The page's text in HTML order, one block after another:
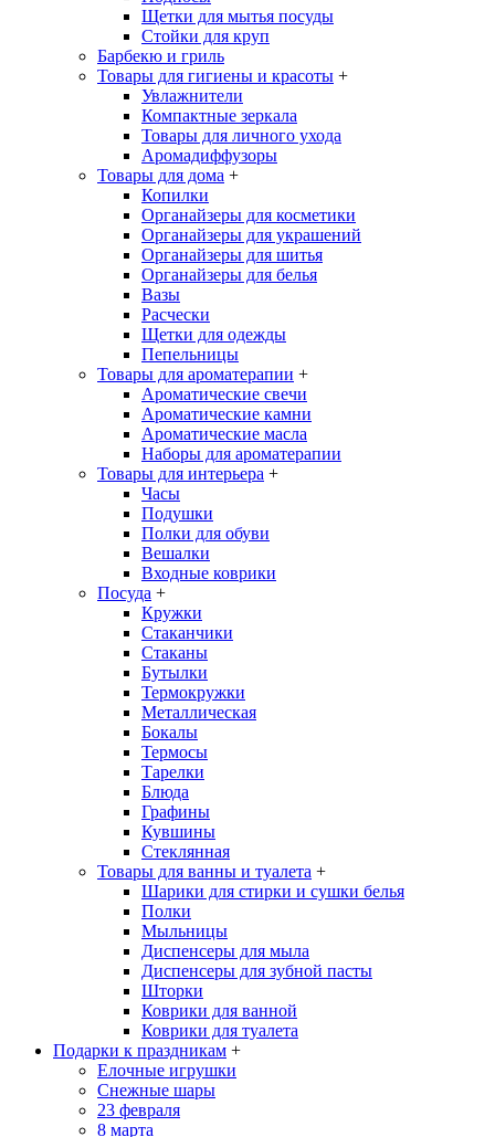
Щетки для мытья посуды
Стойки для круп
Барбекю и гриль
Товары для гигиены и красоты +
Увлажнители
Компактные зеркала
Товары для личного ухода
Аромадиффузоры
Товары для дома +
Копилки
Органайзеры для косметики
Органайзеры для украшений
Органайзеры для шитья
Органайзеры для белья
Вазы
Расчески
Щетки для одежды
Пепельницы
Товары для ароматерапии +
Ароматические свечи
Ароматические камни
Ароматические масла
Наборы для ароматерапии
Товары для интерьера +
Часы
Подушки
Полки для обуви
Вешалки
Входные коврики
Посуда +
Кружки
Стаканчики
Стаканы
Бутылки
Термокружки
Металлическая
Бокалы
Термосы
Тарелки
Блюда
Графины
Кувшины
Стеклянная
Товары для ванны и туалета +
Шарики для стирки и сушки белья
Полки
Мыльницы
Диспенсеры для мыла
Диспенсеры для зубной пасты
Шторки
Коврики для ванной
Коврики для туалета
Подарки к праздникам +
Елочные игрушки
Снежные шары
23 февраля
8 марта